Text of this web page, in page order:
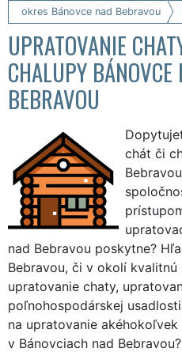
okres Bánovce nad Bebravou
UPRATOVANIE
CHALUPY BÁNOVCE
BEBRAVOU
chát či
nad Bebravou poskytne?
Bebravou, či v okolí
upratovanie chaty,
poľnohospodárskej
na upratovanie
v Bánovciach nad